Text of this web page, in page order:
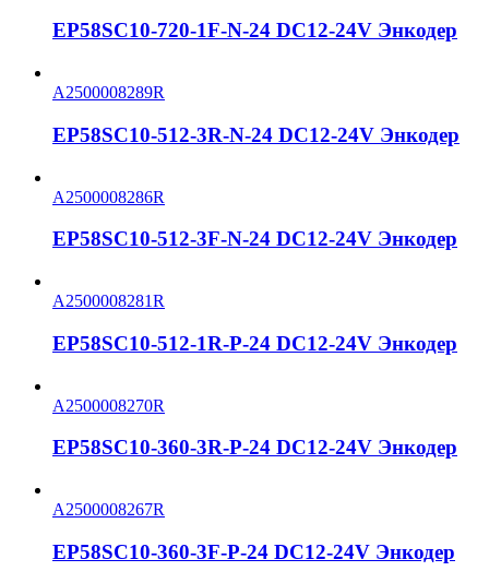
EP58SC10-720-1F-N-24 DC12-24V Энкодер
A2500008289R
EP58SC10-512-3R-N-24 DC12-24V Энкодер
A2500008286R
EP58SC10-512-3F-N-24 DC12-24V Энкодер
A2500008281R
EP58SC10-512-1R-P-24 DC12-24V Энкодер
A2500008270R
EP58SC10-360-3R-P-24 DC12-24V Энкодер
A2500008267R
EP58SC10-360-3F-P-24 DC12-24V Энкодер